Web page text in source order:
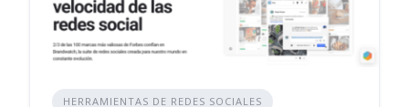
HERRAMIENTAS DE REDES SOCIALES